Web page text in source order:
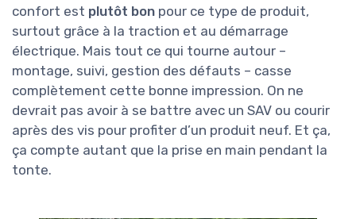
confort est plutôt bon pour ce type de produit,
surtout grâce à la traction et au démarrage
électrique. Mais tout ce qui tourne autour –
montage, suivi, gestion des défauts – casse
complètement cette bonne impression. On ne
devrait pas avoir à se battre avec un SAV ou courir
après des vis pour profiter d’un produit neuf. Et ça,
ça compte autant que la prise en main pendant la
tonte.